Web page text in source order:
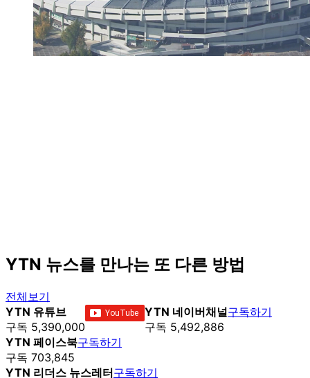
YTN 뉴스를 만나는 또 다른 방법
전체보기
YTN 유튜브
구독 5,390,000
YTN 네이버채널
구독 5,492,886
구독하기
YTN 페이스북
구독 703,845
구독하기
YTN 리더스 뉴스레터구독하기